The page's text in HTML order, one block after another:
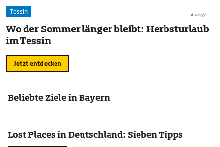
Anzeige
Tessin
Wo der Sommer länger bleibt: Herbsturlaub
im Tessin
Jetzt entdecken
Beliebte Ziele in Bayern
Lost Places in Deutschland: Sieben Tipps